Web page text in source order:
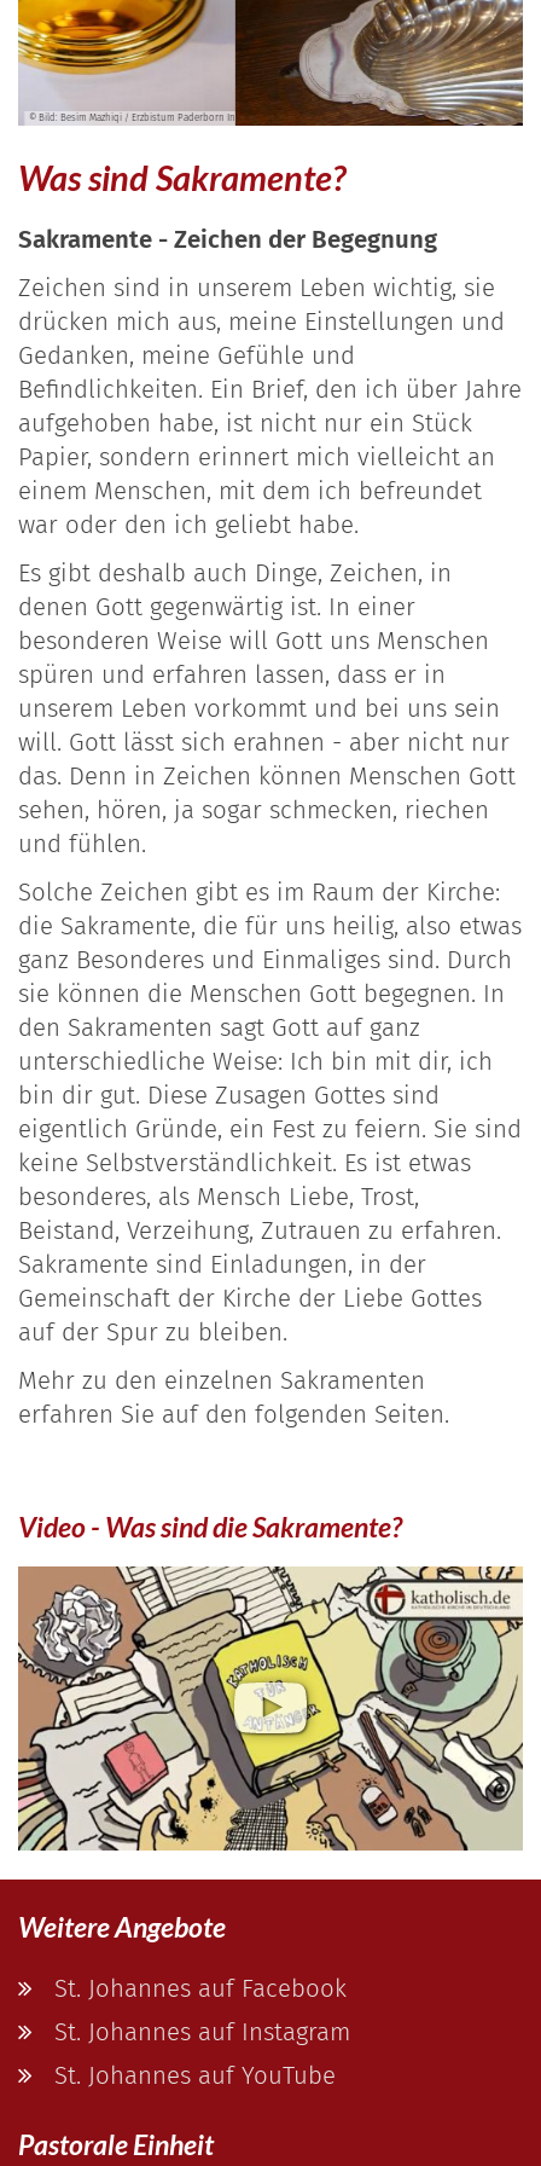
Mazhiqi / Erzbistum Paderborn In: Pfarrbriefservice.de © Naomi Green
Was sind Sakramente?
Sakramente - Zeichen der Begegnung
Zeichen sind in unserem Leben wichtig, sie
drücken mich aus, meine Einstellungen und
Gedanken, meine Gefühle und
Befindlichkeiten. Ein Brief, den ich über Jahre
aufgehoben habe, ist nicht nur ein Stück
Papier, sondern erinnert mich vielleicht an
einem Menschen, mit dem ich befreundet
war oder den ich geliebt habe.
Es gibt deshalb auch Dinge, Zeichen, in
denen Gott gegenwärtig ist. In einer
besonderen Weise will Gott uns Menschen
spüren und erfahren lassen, dass er in
unserem Leben vorkommt und bei uns sein
will. Gott lässt sich erahnen - aber nicht nur
das. Denn in Zeichen können Menschen Gott
sehen, hören, ja sogar schmecken, riechen
und fühlen.
Solche Zeichen gibt es im Raum der Kirche:
die Sakramente, die für uns heilig, also etwas
ganz Besonderes und Einmaliges sind. Durch
sie können die Menschen Gott begegnen. In
den Sakramenten sagt Gott auf ganz
unterschiedliche Weise: Ich bin mit dir, ich
bin dir gut. Diese Zusagen Gottes sind
eigentlich Gründe, ein Fest zu feiern. Sie sind
keine Selbstverständlichkeit. Es ist etwas
besonderes, als Mensch Liebe, Trost,
Beistand, Verzeihung, Zutrauen zu erfahren.
Sakramente sind Einladungen, in der
Gemeinschaft der Kirche der Liebe Gottes
auf der Spur zu bleiben.
Mehr zu den einzelnen Sakramenten
erfahren Sie auf den folgenden Seiten.
Video - Was sind die Sakramente?
Weitere Angebote
St. Johannes auf Facebook
St. Johannes auf Instagram
St. Johannes auf YouTube
Pastorale Einheit